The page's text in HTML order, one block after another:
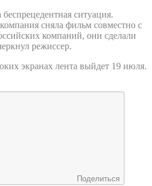
ситуация.
сняла фильм совместно с
компаний, они сделали
режиссер.
экранах лента выйдет 19 июля.
Поделиться